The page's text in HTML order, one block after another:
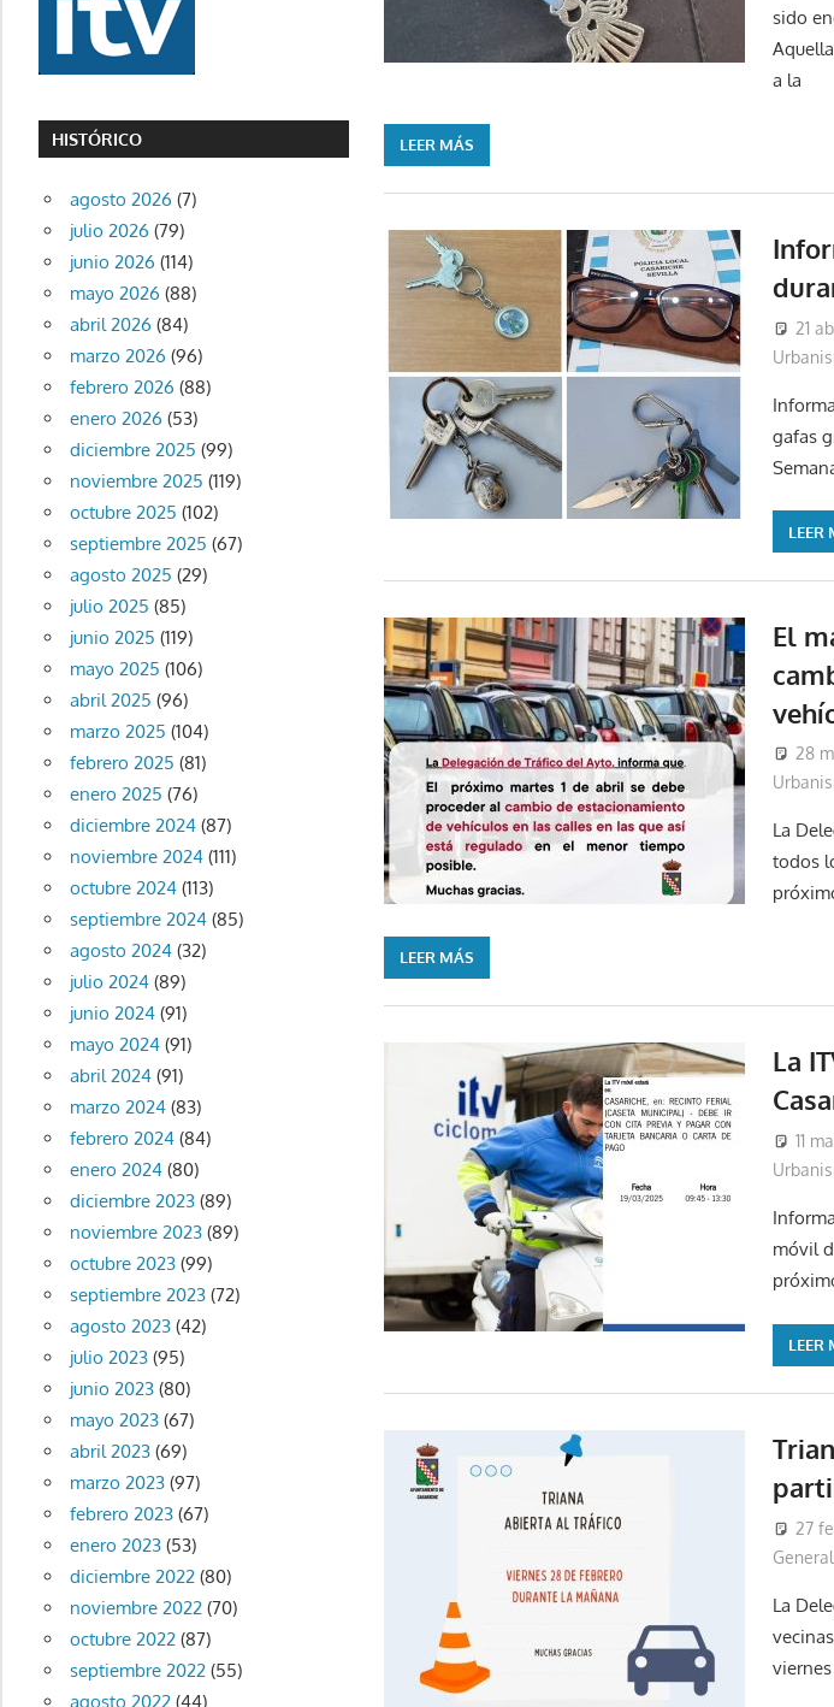
sido
a la
LEER MÁS
21
gafas
LEER
El
28
La
todos
LEER MÁS
La
11
móvil
LEER
27
La
HISTÓRICO
agosto 2026 (7)
julio 2026 (79)
junio 2026 (114)
mayo 2026 (88)
abril 2026 (84)
marzo 2026 (96)
febrero 2026 (88)
enero 2026 (53)
diciembre 2025 (99)
noviembre 2025 (119)
octubre 2025 (102)
septiembre 2025 (67)
agosto 2025 (29)
julio 2025 (85)
junio 2025 (119)
mayo 2025 (106)
abril 2025 (96)
marzo 2025 (104)
febrero 2025 (81)
enero 2025 (76)
diciembre 2024(87)
noviembre 2024(111)
octubre 2024(113)
septiembre 2024(85)
agosto 2024(32)
julio 2024(89)
junio 2024(91)
mayo 2024(91)
abril 2024(91)
marzo 2024(83)
febrero 2024(84)
enero 2024(80)
diciembre 2023(89)
noviembre 2023(89)
octubre 2023(99)
septiembre 2023(72)
agosto 2023(42)
julio 2023(95)
junio 2023(80)
mayo 2023(67)
abril 2023(69)
marzo 2023(97)
febrero 2023(67)
enero 2023(53)
diciembre 2022(80)
noviembre 2022(70)
octubre 2022(87)
septiembre 2022(55)
agosto 2022(44)